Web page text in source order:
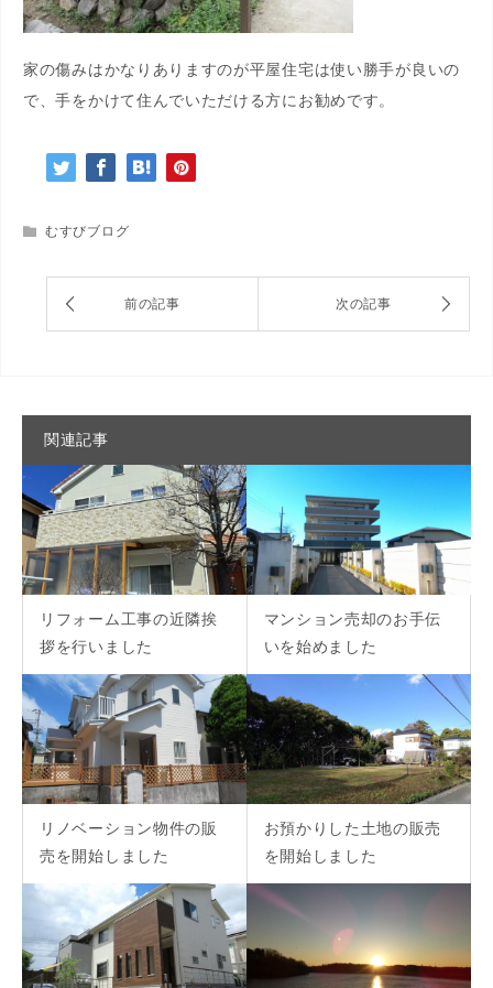
家の傷みはかなりありますのが平屋住宅は使い勝手が良いの
で、手をかけて住んでいただける方にお勧めです。
むすびブログ
関連記事
リフォーム工事の近隣挨
拶を行いました
マンション売却のお手伝
いを始めました
リノベーション物件の販
売を開始しました
お預かりした土地の販売
を開始しました